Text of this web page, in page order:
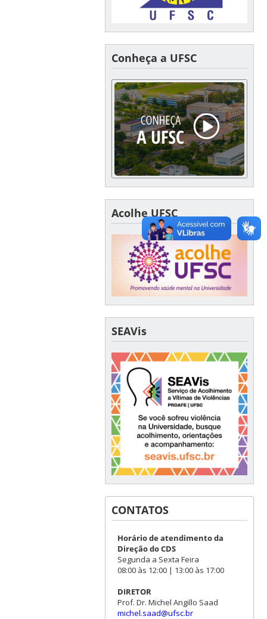
Conheça a UFSC
Acolhe UFSC
SEAVis
CONTATOS
Horário de atendimento da
Direção do CDS
Segunda a Sexta Feira
08:00 às 12:00 | 13:00 às 17:00
DIRETOR
Prof. Dr. Michel Angillo Saad
michel.saad@ufsc.br